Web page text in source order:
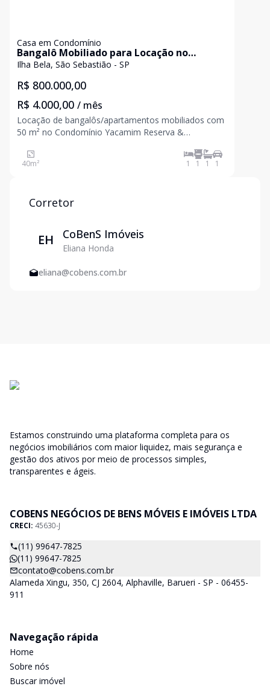
Casa em Condomínio
Bangalô Mobiliado para Locação no
Condominio Yacamim Reserva Residencial
Ilha Bela, São Sebastião - SP
R$ 800.000,00
R$ 4.000,00 / mês
Locação de bangalôs/apartamentos mobiliados com
50 m² no Condomínio Yacamim Reserva &
opção para quem busca conforto, privacidade e
contato com a natureza, em um dos condomínios
40m² 1 1 1 1
Corretor
EH CoBenS Imóveis
Eliana Honda
eliana@cobens.com.br
Estamos construindo uma plataforma completa para os
negócios imobiliários com maior liquidez, mais segurança e
gestão dos ativos por meio de processos simples,
transparentes e ágeis.
COBENS NEGÓCIOS DE BENS MÓVEIS E IMÓVEIS LTDA
CRECI: 45630-J
(11) 99647-7825
(11) 99647-7825
contato@cobens.com.br
Alameda Xingu, 350, CJ 2604, Alphaville, Barueri - SP - 06455-
911
Navegação rápida
Home
Sobre nós
Buscar imóvel